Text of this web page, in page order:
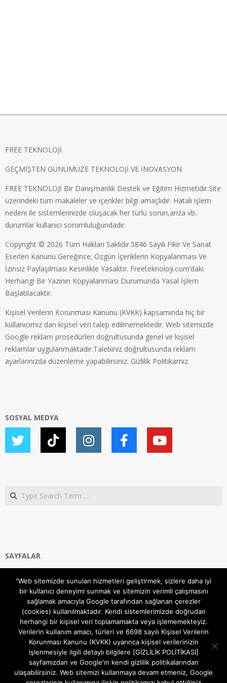
FREE TEKNOLOJİ
GEÇMİŞTEN GÜNÜMÜZE TEKNOLOJİ VE İNOVASYON
FREE TEKNOLOJİ Bir Danışmanlık Destek ve Eğitim Hizmetidir.Site
üzerindeki tüm makaleler ve içerikler bilgi amaçlıdır. Hatalı işlem
nedeni ile sistemlerinizde oluşacak her türlü sorun,arıza vb..
durumlar kullanıcı sorumluluğundadır.
Copyright © 2026 Tüm Hakları Saklıdır.5846 Sayılı Fikir Ve Sanat
Eserleri Kanunu Gereğince; Özgün İçeriklerin Kopyalanması Ve
İzinsiz Paylaşılması Kesinlikle Yasaktır. Freeteknoloji.com’daki
Herhangi Bir Yazının Kopyalanması Durumunda Yasal İşlem
Başlatılacaktır.
Kişisel Verilerin Korunması Kanunu (KVKK) kapsamında hiç bir
kullanıcımız dan kişisel veri talep edilmemektedir. Web sitemizde
Google reklam prosedürleri doğrultusunda genel ve kişisel
reklamlar uygulanmaktadır.Talebiniz doğrultusunda reklam
ayarlarınızda düzenleme yapabilirsiniz. Gizlilik Politikamız
SOSYAL MEDYA
Search
SAYFALAR
Gizlilik ve Çerezler (Cookies) Politikası
Hakkımızda
İletişim Kanalları
MODEM KURULUM
TEKNİK DESTEK
TELEVİZYON SİSTEMLERİ
"Web sitemizde sunulan hizmetleri geliştirmek, sizlere daha iyi
bir kullanıcı deneyimi sunmak ve sitemizin verimli çalışmasını
sağlamak amacıyla Google tarafından sağlanan çerezler
(cookies) kullanılmaktadır. Kendi sistemlerimizde doğrudan
herhangi bir kişisel veri toplamamakta veya işlememekteyiz.
Verilerin kullanım amacı, türleri ve 6698 sayılı Kişisel Verilerin
Korunması Kanunu (KVKK) uyarınca kişisel verilerinizin
işlenmesiyle ilgili detaylı bilgilere [GİZLİLİK POLİTİKASI]
sayfamızdan ve Google'ın kendi gizlilik politikalarından
ulaşabilirsiniz. Web sitemizi kullanmaya devam etmeniz, Google